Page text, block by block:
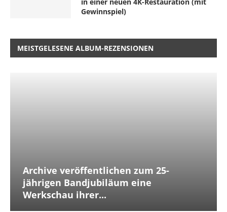
Gewinnspiel)
MEISTGELESENE ALBUM-REZENSIONEN
Archive veröffentlichen zum 25-
jährigen Bandjubiläum eine
Werkschau ihrer...